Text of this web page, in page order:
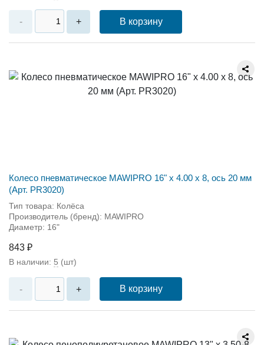
- + В корзину
Колесо пневматическое MAWIPRO 16" х 4.00 х 8, ось 20 мм
(Арт. PR3020)
Тип товара: Колёса
Производитель (бренд): MAWIPRO
Диаметр: 16"
843 ₽
В наличии: 5 (шт)
- + В корзину